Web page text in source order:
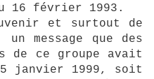
16 février 1993.
et surtout de
message que des
de ce groupe avait
janvier 1999, soit